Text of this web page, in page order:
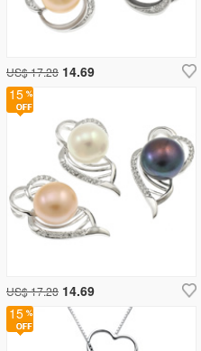
US$ 17.28 14.69
15
US$ 17.28 14.69
15